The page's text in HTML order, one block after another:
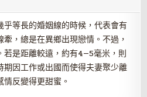
等長的婚姻線的時候，代表會有
，總是在異鄉出現戀情。不過，
若是距離較遠，約有4—5毫米，則
因工作或出國而使得夫妻聚少離
反變得更甜蜜。